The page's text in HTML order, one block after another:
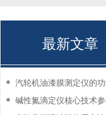
最新文章